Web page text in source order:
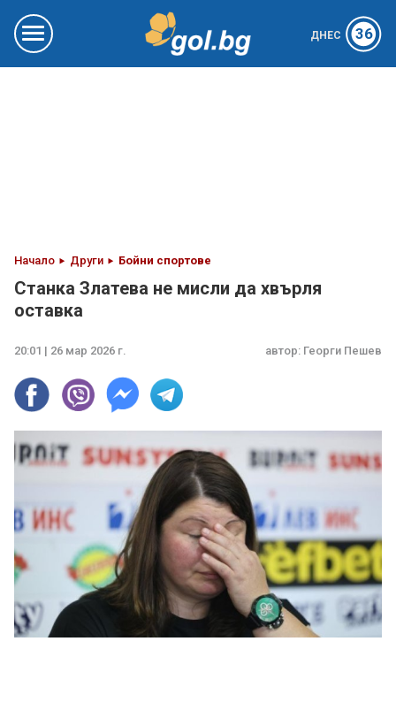
ДНЕС 36
Начало Други Бойни спортове
Станка Златева не мисли да хвърля
оставка
20:01 | 26 мар 2026 г. автор: Георги Пешев